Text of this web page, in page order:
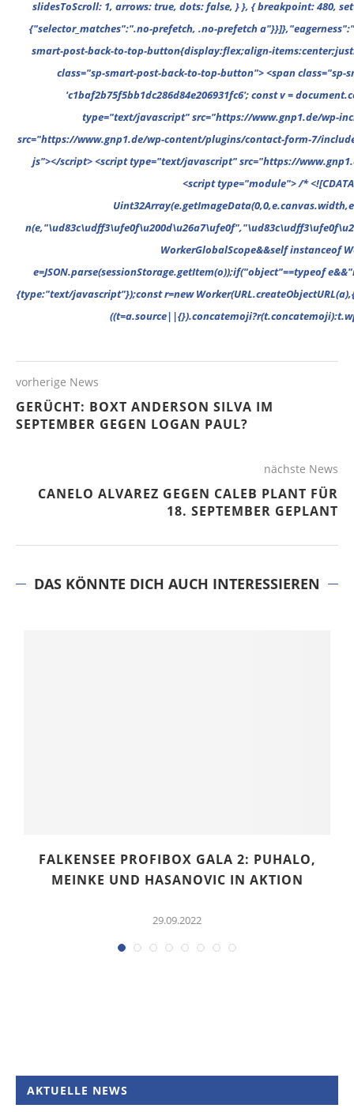
vorherige News
GERÜCHT: BOXT ANDERSON SILVA IM
SEPTEMBER GEGEN LOGAN PAUL?
nächste News
CANELO ALVAREZ GEGEN CALEB PLANT FÜR
18. SEPTEMBER GEPLANT
DAS KÖNNTE DICH AUCH INTERESSIEREN
FALKENSEE PROFIBOX GALA 2: PUHALO,
MEINKE UND HASANOVIC IN AKTION
29.09.2022
AKTUELLE NEWS